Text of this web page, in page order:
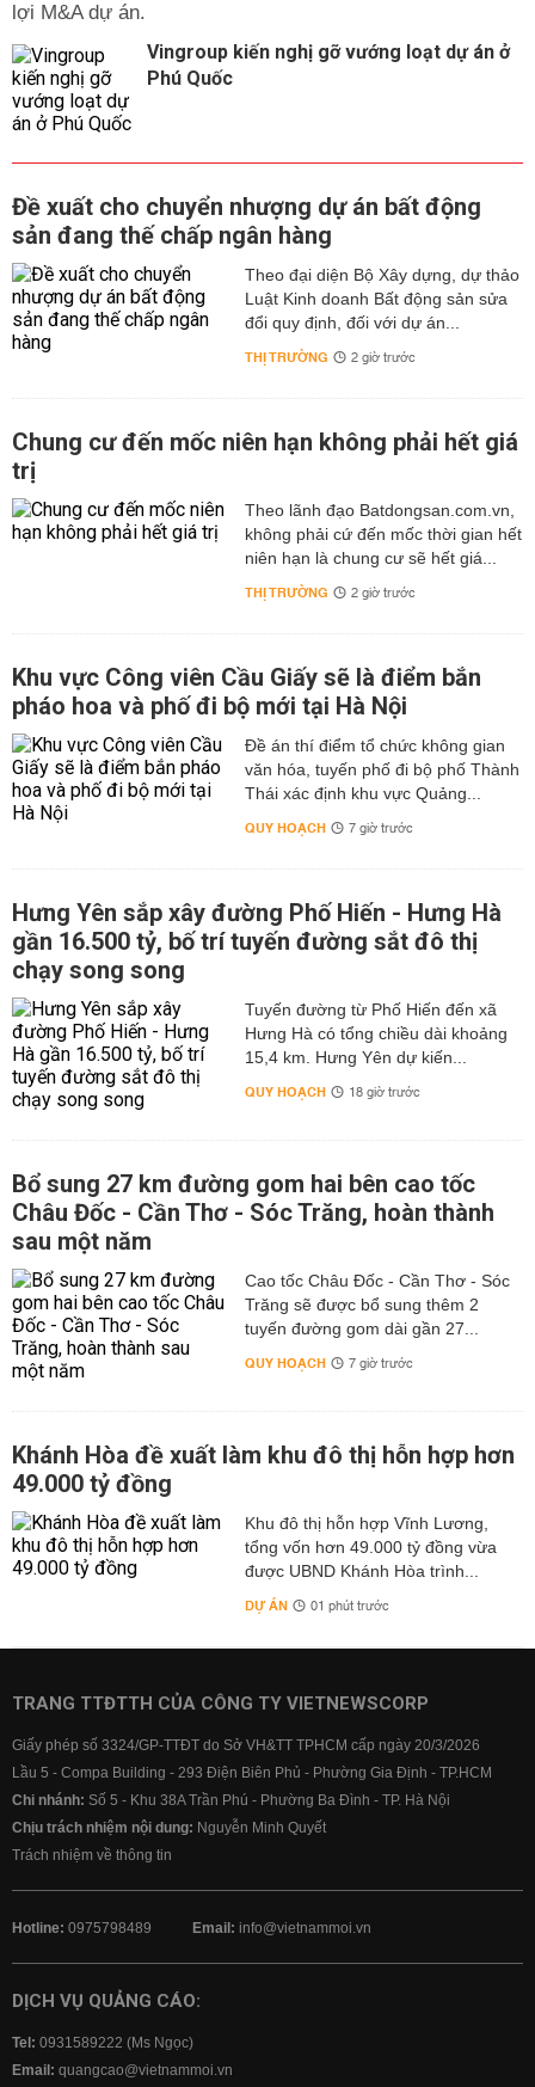
lợi M&A dự án.
Vingroup kiến nghị gỡ vướng loạt dự án ở
Phú Quốc
Đề xuất cho chuyển nhượng dự án bất động
sản đang thế chấp ngân hàng
Theo đại diện Bộ Xây dựng, dự thảo
Luật Kinh doanh Bất động sản sửa
đổi quy định, đối với dự án...
THỊ TRƯỜNG 2 giờ trước
Chung cư đến mốc niên hạn không phải hết giá
trị
Theo lãnh đạo Batdongsan.com.vn,
không phải cứ đến mốc thời gian hết
niên hạn là chung cư sẽ hết giá...
THỊ TRƯỜNG 2 giờ trước
Khu vực Công viên Cầu Giấy sẽ là điểm bắn
pháo hoa và phố đi bộ mới tại Hà Nội
Đề án thí điểm tổ chức không gian
văn hóa, tuyến phố đi bộ phố Thành
Thái xác định khu vực Quảng...
QUY HOẠCH 7 giờ trước
Hưng Yên sắp xây đường Phố Hiến - Hưng Hà
gần 16.500 tỷ, bố trí tuyến đường sắt đô thị
chạy song song
Tuyến đường từ Phố Hiến đến xã
Hưng Hà có tổng chiều dài khoảng
15,4 km. Hưng Yên dự kiến...
QUY HOẠCH 18 giờ trước
Bổ sung 27 km đường gom hai bên cao tốc
Châu Đốc - Cần Thơ - Sóc Trăng, hoàn thành
sau một năm
Cao tốc Châu Đốc - Cần Thơ - Sóc
Trăng sẽ được bổ sung thêm 2
tuyến đường gom dài gần 27...
QUY HOẠCH 7 giờ trước
Khánh Hòa đề xuất làm khu đô thị hỗn hợp hơn
49.000 tỷ đồng
Khu đô thị hỗn hợp Vĩnh Lương,
tổng vốn hơn 49.000 tỷ đồng vừa
được UBND Khánh Hòa trình...
DỰ ÁN 01 phút trước
TRANG TTĐTTH CỦA CÔNG TY VIETNEWSCORP
Giấy phép số 3324/GP-TTĐT do Sở VH&TT TPHCM cấp ngày 20/3/2026
Lầu 5 - Compa Building - 293 Điện Biên Phủ - Phường Gia Định - TP.HCM
Chi nhánh: Số 5 - Khu 38A Trần Phú - Phường Ba Đình - TP. Hà Nội
Chịu trách nhiệm nội dung: Nguyễn Minh Quyết
Trách nhiệm về thông tin
Hotline: 0975798489 Email: info@vietnammoi.vn
DỊCH VỤ QUẢNG CÁO:
Tel: 0931589222 (Ms Ngọc)
Email: quangcao@vietnammoi.vn